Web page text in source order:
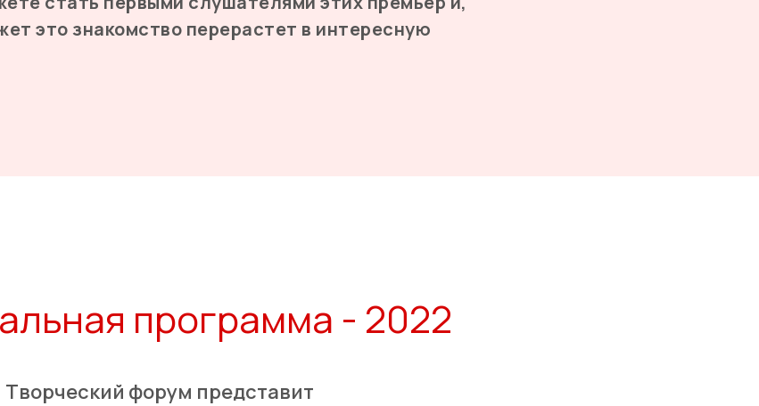
это знакомство перерастет в интересную
программа - 2022
Творческий форум представит